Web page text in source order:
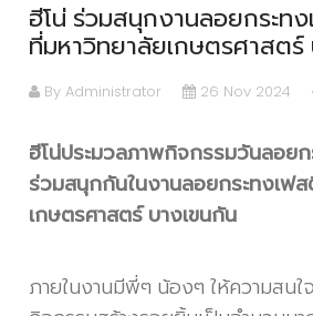
ฮีโน่ ร่วมสนุกงานลอยกระท
ที่มหาวิทยาลัยเกษตรศาสตร์
By Administrator 26 Nov 2024
ฮีโน่ประมวลภาพกิจกรรมวันลอยก
ร่วมสนุกกันในงานลอยกระทงเฟ
เกษตรศาสตร์ บางเขนกัน
ภายในงานมีพี่ๆ น้องๆ ให้ความสน